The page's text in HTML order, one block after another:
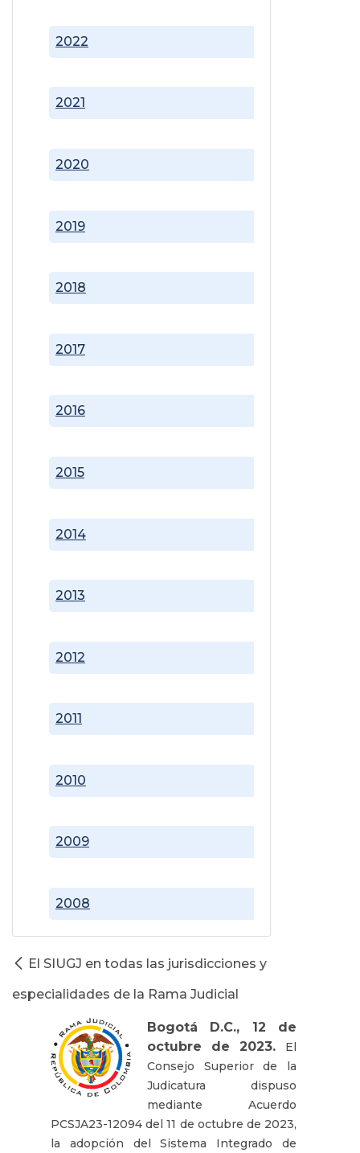
2008
2009
2010
2011
2012
2013
2014
2015
2016
2017
2018
2019
2020
2021
2022
El SIUGJ en todas las jurisdicciones y
especialidades de la Rama Judicial
Bogotá D.C., 12 de
octubre de 2023. El
Consejo Superior de la
Judicatura dispuso
mediante Acuerdo
PCSJA23-12094 del 11 de octubre de 2023,
la adopción del Sistema Integrado de